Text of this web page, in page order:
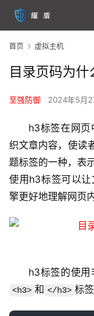
首页 虚拟主机
目录页码为
至强防御 2024年5月
h3标签在网页
织文章内容，使读
题标签的一种，表
使用h3标签可以让
擎更好地理解网页内
h3标签的使
<h3> 和 </h3> 标签